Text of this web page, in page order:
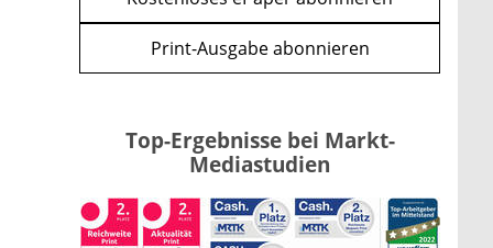
Print-Ausgabe abonnieren
Top-Ergebnisse bei Markt-
Mediastudien